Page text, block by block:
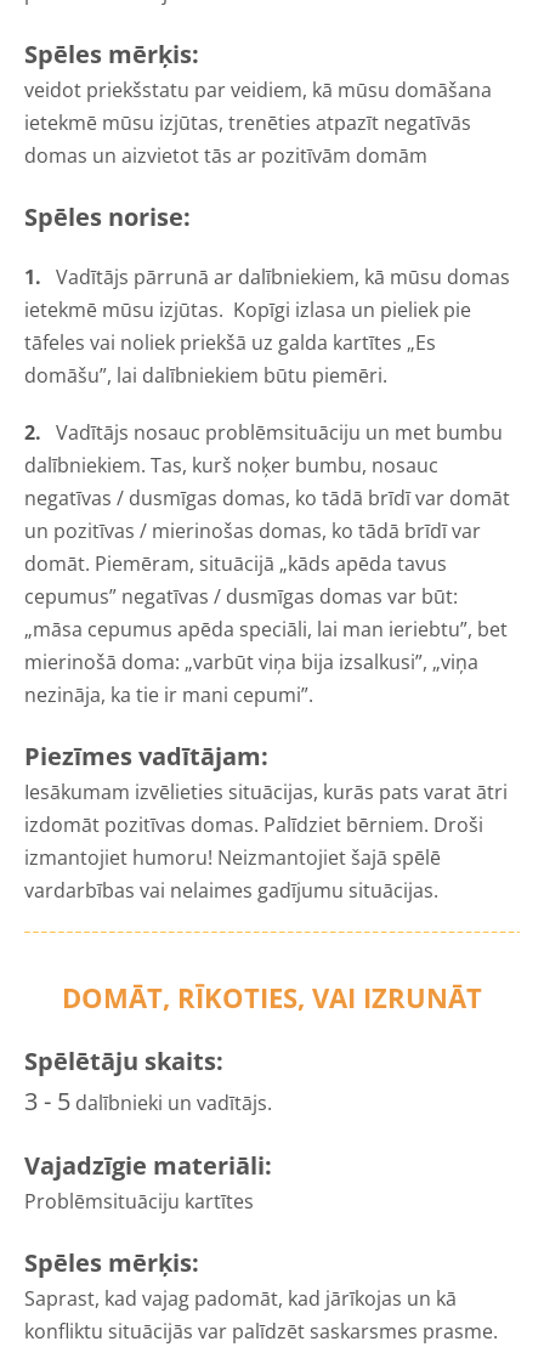
Spēles mērķis:
veidot priekšstatu par veidiem, kā mūsu domāšana
ietekmē mūsu izjūtas, trenēties atpazīt negatīvās
domas un aizvietot tās ar pozitīvām domām
Spēles norise:
1. Vadītājs pārrunā ar dalībniekiem, kā mūsu domas
ietekmē mūsu izjūtas. Kopīgi izlasa un pieliek pie
tāfeles vai noliek priekšā uz galda kartītes „Es
domāšu”, lai dalībniekiem būtu piemēri.
2. Vadītājs nosauc problēmsituāciju un met bumbu
dalībniekiem. Tas, kurš noķer bumbu, nosauc
negatīvas / dusmīgas domas, ko tādā brīdī var domāt
un pozitīvas / mierinošas domas, ko tādā brīdī var
domāt. Piemēram, situācijā „kāds apēda tavus
cepumus” negatīvas / dusmīgas domas var būt:
„māsa cepumus apēda speciāli, lai man ieriebtu”, bet
mierinošā doma: „varbūt viņa bija izsalkusi”, „viņa
nezināja, ka tie ir mani cepumi”.
Piezīmes vadītājam:
Iesākumam izvēlieties situācijas, kurās pats varat ātri
izdomāt pozitīvas domas. Palīdziet bērniem. Droši
izmantojiet humoru! Neizmantojiet šajā spēlē
vardarbības vai nelaimes gadījumu situācijas.
DOMĀT, RĪKOTIES, VAI IZRUNĀT
Spēlētāju skaits:
3 - 5 dalībnieki un vadītājs.
Vajadzīgie materiāli:
Problēmsituāciju kartītes
Spēles mērķis:
Saprast, kad vajag padomāt, kad jārīkojas un kā
konfliktu situācijās var palīdzēt saskarsmes prasme.